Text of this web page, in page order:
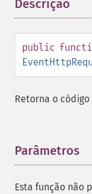
Descrição
public
Retorna o
Parâmetros
Esta função não